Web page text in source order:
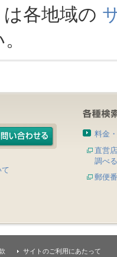
各地域の
料金
直営
調べる
郵便
サイトのご利用にあたって